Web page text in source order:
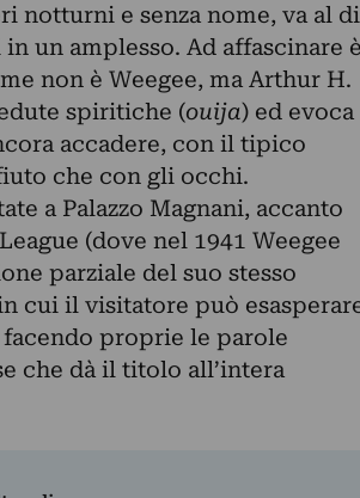
notturni e senza nome, va al di
un amplesso. Ad affascinare
non è Weegee, ma Arthur H.
spiritiche (ouija) ed evoca
accadere, con il tipico
che con gli occhi.
a Palazzo Magnani, accanto
(dove nel 1941 Weegee
parziale del suo stesso
cui il visitatore può
proprie le parole
che dà il titolo all’intera